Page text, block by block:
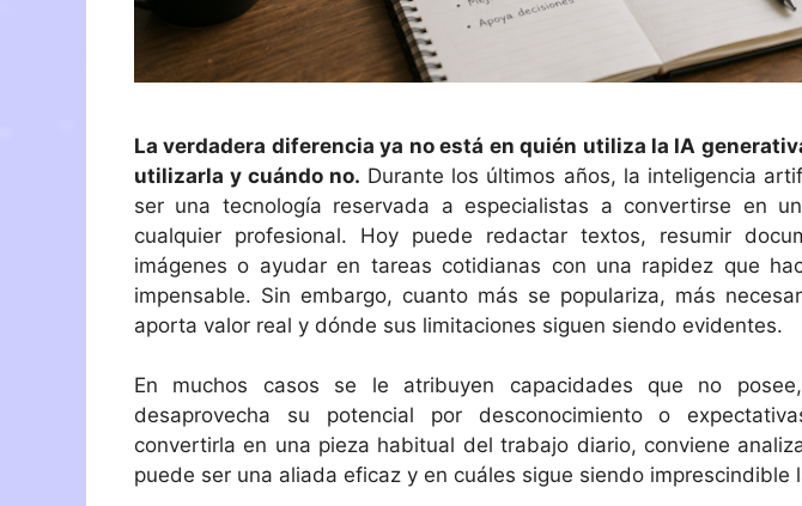
La verdadera diferencia ya no está en quién utiliza la IA
utilizarla y cuándo no. Durante los últimos años, la inteligencia
ser una tecnología reservada a especialistas a convertirse en
cualquier profesional. Hoy puede redactar textos, resumir
imágenes o ayudar en tareas cotidianas con una rapidez que
impensable. Sin embargo, cuanto más se populariza, más
aporta valor real y dónde sus limitaciones siguen siendo evidentes.
En muchos casos se le atribuyen capacidades que no
desaprovecha su potencial por desconocimiento o
convertirla en una pieza habitual del trabajo diario, conviene
puede ser una aliada eficaz y en cuáles sigue siendo imprescindible